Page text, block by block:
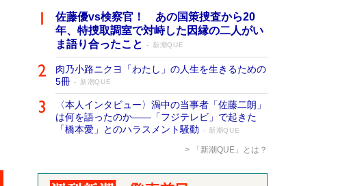
佐藤優vs検察官！ あの国策捜査から20
年、特捜取調室で対峙した因縁の二人がい
ま語り合ったこと
新潮QUE
肉乃小路ニクヨ「わたし」の人生を生きるための
5冊
新潮QUE
〈本人インタビュー〉渦中の当事者「佐藤二朗」
は何を語ったのか――「フジテレビ」で起きた
「橋本愛」とのハラスメント騒動
新潮QUE
「新潮QUE」とは？